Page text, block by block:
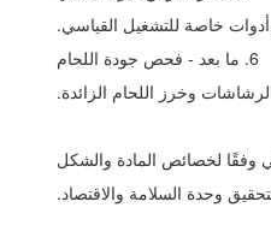
خاصة للتشغيل القياسي.
6. ما بعد - فحص جودة اللحام
وخرز اللحام الزائدة.
وفقًا لخصائص المادة والشكل
وحدة السلامة والاقتصاد.